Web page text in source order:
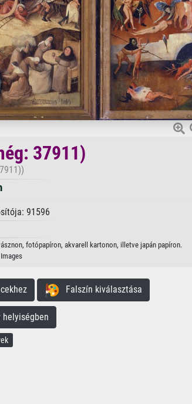
37911)
91596
fotópapíron, akvarell kartonon, illetve japán papíron.
Falszín kiválasztása